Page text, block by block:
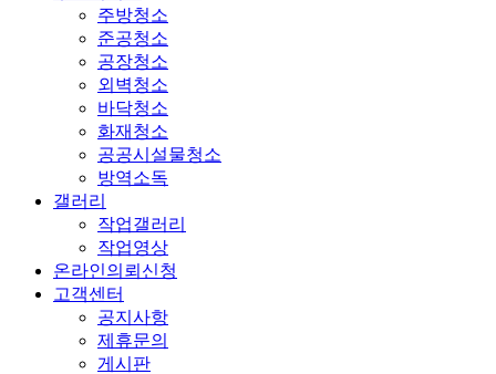
주방청소
준공청소
공장청소
외벽청소
바닥청소
화재청소
공공시설물청소
방역소독
갤러리
작업갤러리
작업영상
온라인의뢰신청
고객센터
공지사항
제휴문의
게시판